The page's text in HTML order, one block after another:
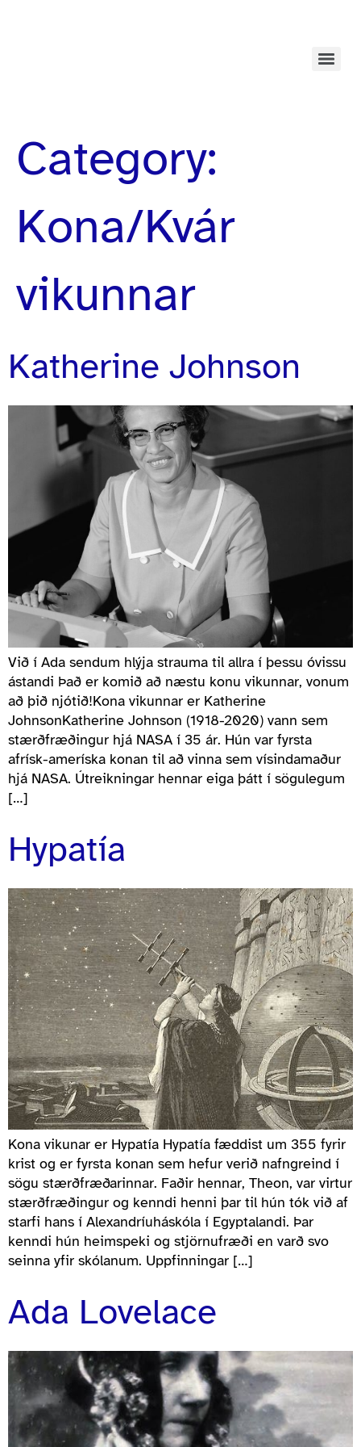
Category:
Kona/Kvár
vikunnar
Katherine Johnson
Við í Ada sendum hlýja strauma til allra í þessu óvissu
ástandi Það er komið að næstu konu vikunnar, vonum
að þið njótið!Kona vikunnar er Katherine
JohnsonKatherine Johnson (1918-2020) vann sem
stærðfræðingur hjá NASA í 35 ár. Hún var fyrsta
afrísk-ameríska konan til að vinna sem vísindamaður
hjá NASA. Útreikningar hennar eiga þátt í sögulegum
[…]
Hypatía
Kona vikunar er Hypatía Hypatía fæddist um 355 fyrir
krist og er fyrsta konan sem hefur verið nafngreind í
sögu stærðfræðarinnar. Faðir hennar, Theon, var virtur
stærðfræðingur og kenndi henni þar til hún tók við af
starfi hans í Alexandríuháskóla í Egyptalandi. Þar
kenndi hún heimspeki og stjörnufræði en varð svo
seinna yfir skólanum. Uppfinningar […]
Ada Lovelace